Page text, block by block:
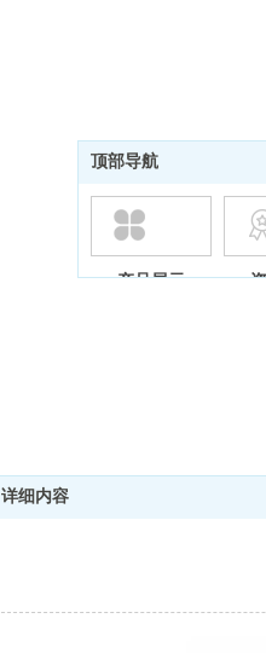
顶部导航
产品展示
详细内容